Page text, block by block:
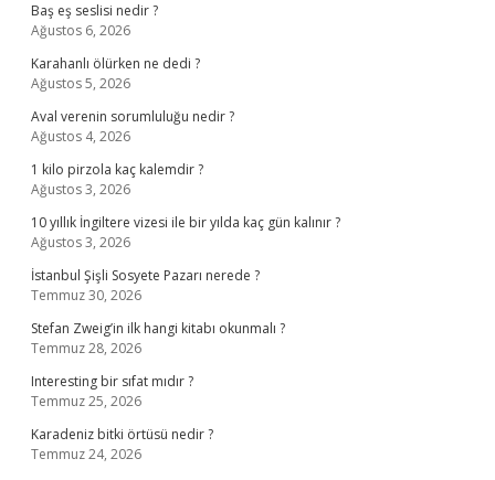
Baş eş seslisi nedir ?
Ağustos 6, 2026
Karahanlı ölürken ne dedi ?
Ağustos 5, 2026
Aval verenin sorumluluğu nedir ?
Ağustos 4, 2026
1 kilo pirzola kaç kalemdir ?
Ağustos 3, 2026
10 yıllık İngiltere vizesi ile bir yılda kaç gün kalınır ?
Ağustos 3, 2026
İstanbul Şişli Sosyete Pazarı nerede ?
Temmuz 30, 2026
Stefan Zweig’in ilk hangi kitabı okunmalı ?
Temmuz 28, 2026
Interesting bir sıfat mıdır ?
Temmuz 25, 2026
Karadeniz bitki örtüsü nedir ?
Temmuz 24, 2026